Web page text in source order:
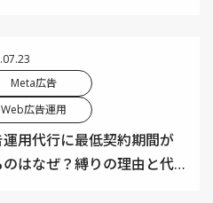
Meta広告
Web広告運用
用代行に最低契約期間が
のはなぜ？縛りの理由と代